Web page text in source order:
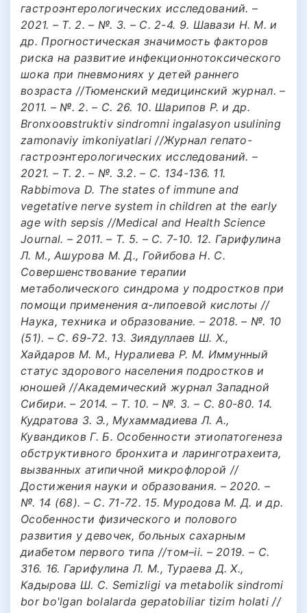
гастроэнтерологических исследований. –
2021. – Т. 2. – №. 3. – С. 2-4. 9. Шавази Н. М. и
др. Прогностическая значимость факторов
риска на развитие инфекционнотоксического
шока при пневмониях у детей раннего
возраста //Тюменский медицинский журнал. –
2011. – №. 2. – С. 26. 10. Шарипов Р. и др.
Bronxoовstruktiv sindromni ingalasyon usulining
zamonaviy imkoniyatlari //Журнал гепато-
гастроэнтерологических исследований. –
2021. – Т. 2. – №. 3.2. – С. 134-136. 11.
Rabbimova D. The states of immune and
vegetative nerve system in children at the early
age with sepsis //Medical and Health Science
Journal. – 2011. – Т. 5. – С. 7-10. 12. Гарифулина
Л. М., Ашурова М. Д., Гойибова Н. С.
Совершенствование терапии
метаболического синдрома у подростков при
помощи применения α-липоевой кислоты //
Наука, техника и образование. – 2018. – №. 10
(51). – С. 69-72. 13. Зиядуллаев Ш. Х.,
Хайдаров М. М., Нуралиева Р. М. Иммунный
статус здорового населения подростков и
юношей //Академический журнал Западной
Сибири. – 2014. – Т. 10. – №. 3. – С. 80-80. 14.
Кудратова З. Э., Мухаммадиева Л. А.,
Кувандиков Г. Б. Особенности этиопатогенеза
обструктивного бронхита и ларинготрахеита,
вызванных атипичной микрофлорой //
Достижения науки и образования. – 2020. –
№. 14 (68). – С. 71-72. 15. Муродова М. Д. и др.
Особенности физического и полового
развития у девочек, больных сахарным
диабетом первого типа //том–ii. – 2019. – С.
316. 16. Гарифулина Л. М., Тураева Д. Х.,
Кадырова Ш. С. Semizligi va metabolik sindromi
bor bo'lgan bolalarda gepatobiliar tizim holati //